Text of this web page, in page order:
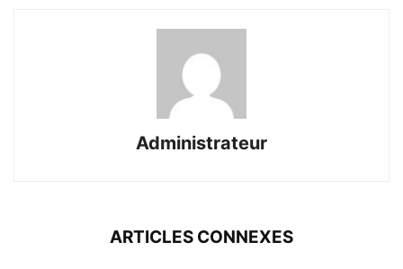
Administrateur
ARTICLES CONNEXES